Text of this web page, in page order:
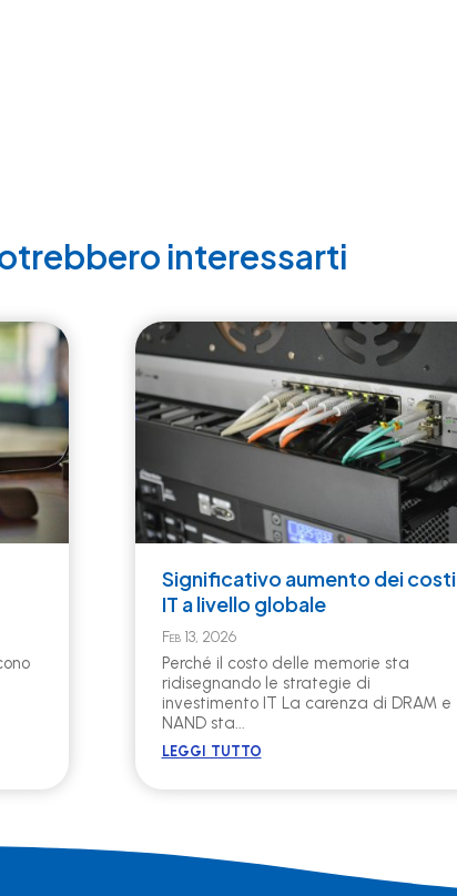
interessarti
Significativo aumento dei costi
IT a livello globale
Feb 13, 2026
Perché il costo delle memorie sta
ridisegnando le strategie di
investimento IT La carenza di DRAM e
NAND sta...
leggi tutto